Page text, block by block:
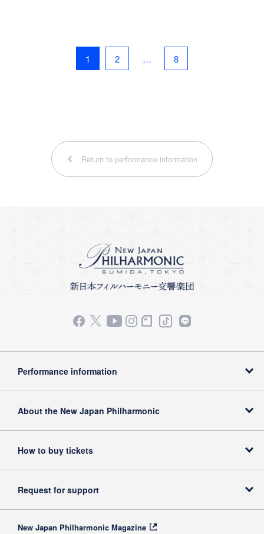
1 2 … 8
Return to performance information
Performance information
About the New Japan Philharmonic
How to buy tickets
Request for support
New Japan Philharmonic Magazine